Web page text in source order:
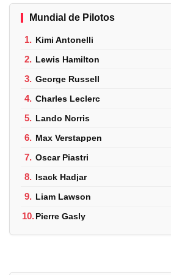
Mundial de Pilotos
1. Kimi Antonelli
2. Lewis Hamilton
3. George Russell
4. Charles Leclerc
5. Lando Norris
6. Max Verstappen
7. Oscar Piastri
8. Isack Hadjar
9. Liam Lawson
10.Pierre Gasly